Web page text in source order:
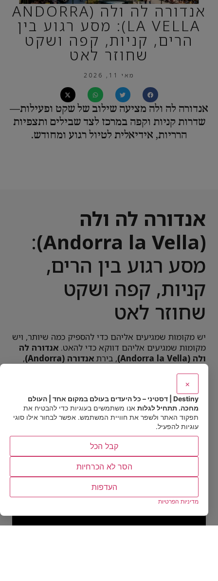
אנדורה לה ולה (ANDORRA
LA VELLA): מסע רגוע בין
הרים, קניות, קפה ושקט
שחוזר לאט
מאי 11, 2026
אנדורה לה ולה מציעה שילוב של שקט ופעילות—
שדרות קניות וקפה במרכז לצד שבילים ותצפיות
הרריות, אידיאלית לטיול רגוע ומחודש.
אנדורה לה ולה
(Andorra la Vella)
:
מסע רגוע בין הרים,
קניות, קפה ושקט
שחוזר לאט
יש מקומות שמגיעים אליהם כדי להספיק כמה שיותר, ויש
מקומות שמגיעים אליהם דווקא כדי להאט. אנדורה לה
ולה (Andorra la Vella)
, בירת אנדורה (Andorra)
,
יש שדרות קניות, בתי קפה, חנויות, מלונות, תנועה
עירונית ומרכז מסודר מאוד. מצד שני, מספיק להרים את
הראש או ללכת כמה דקות הצידה כדי להיזכר שהכול כאן
יושב בתוך עמק הררי, מוקף ירוק, מים זורמים, שבילים
ונקודות תצפית. עבור מי שמגיע אחרי תקופה עמוסה,
מבולבלת או לחוצה, הביקור בעיר הקטנה הזו יכול להפוך
לפחות לטיול קלאסי ויותר להזדמנות לנשום מחדש.
×
Destiny | דסטיני – כל היעדים בעולם במקום אחד | העולם
מחכה. תתחיל לגלות אנו משתמשים בעוגיות כדי להבטיח את
תפקוד האתר ולשפר את חוויית המשתמש. אפשר לבחור אילו סוגי
עוגיות להפעיל.
קבל הכל
הסר לא הכרחיות
העדפות
מדיניות הפרטיות